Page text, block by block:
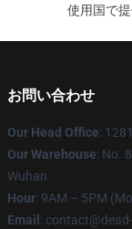
使用国で
お問い合わせ
Our Head Office:
Our Warehouse: No.
Wuhan
Hour: 9AM – 5PM
Email :